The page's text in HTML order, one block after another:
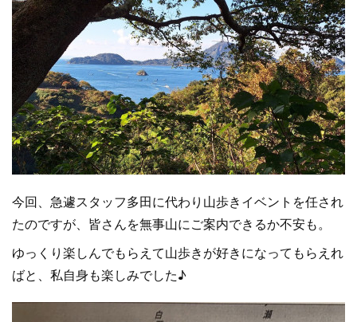
今回、急遽スタッフ多田に代わり山歩きイベントを任され
たのですが、皆さんを無事山にご案内できるか不安も。
ゆっくり楽しんでもらえて山歩きが好きになってもらえれ
ばと、私自身も楽しみでした♪